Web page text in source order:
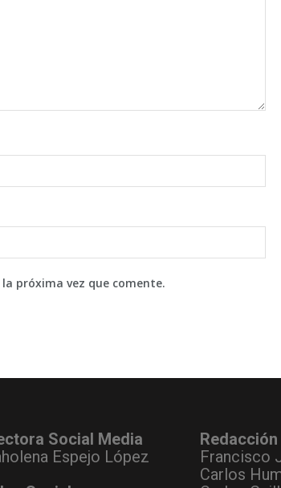
próxima vez que comente.
Social Media
Espejo López
Redacción
Francisco
Carlos